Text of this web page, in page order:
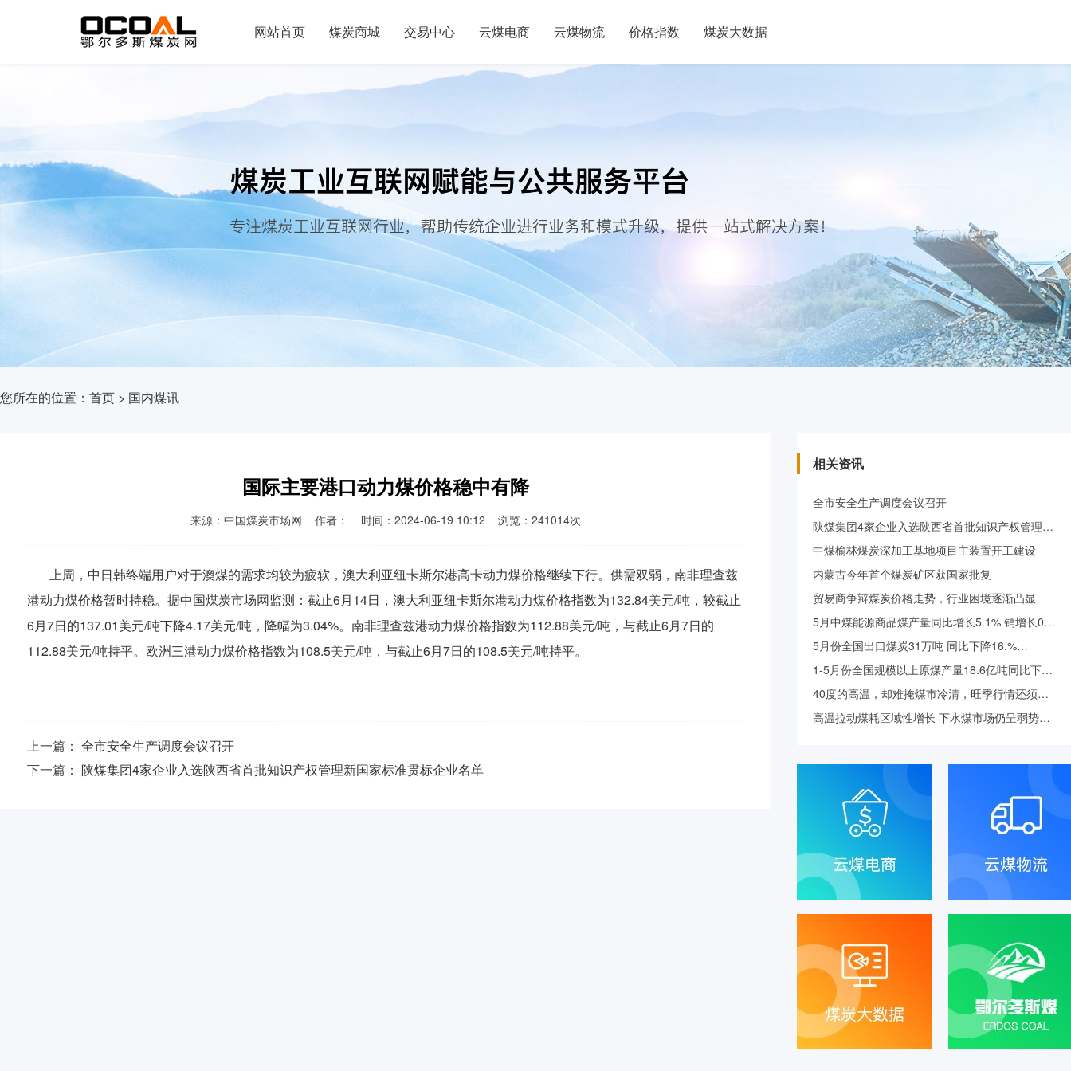
网站首页 煤炭商城 交易中心 云煤电商 云煤物流 价格指数 煤炭大数据
您所在的位置： 首页 > 国内煤讯
国际主要港口动力煤价格稳中有降
来源：中国煤炭市场网 作者： 时间：2024-06-19 10:12 浏览：241014次
上周，中日韩终端用户对于澳煤的需求均较为疲软，澳大利亚纽卡斯尔港高卡动力煤价格继续下行。供需双弱，南非理查兹
港动力煤价格暂时持稳。据中国煤炭市场网监测：截止6月14日，澳大利亚纽卡斯尔港动力煤价格指数为132.84美元/吨，较截止
6月7日的137.01美元/吨下降4.17美元/吨，降幅为3.04%。南非理查兹港动力煤价格指数为112.88美元/吨，与截止6月7日的
112.88美元/吨持平。欧洲三港动力煤价格指数为108.5美元/吨，与截止6月7日的108.5美元/吨持平。
上一篇： 全市安全生产调度会议召开
下一篇： 陕煤集团4家企业入选陕西省首批知识产权管理新国家标准贯标企业名单
相关资讯
全市安全生产调度会议召开
陕煤集团4家企业入选陕西省首批知识产权管理…
中煤榆林煤炭深加工基地项目主装置开工建设
内蒙古今年首个煤炭矿区获国家批复
贸易商争辩煤炭价格走势，行业困境逐渐凸显
5月中煤能源商品煤产量同比增长5.1% 销增长0…
5月份全国出口煤炭31万吨 同比下降16.%…
1-5月份全国规模以上原煤产量18.6亿吨同比下…
40度的高温，却难掩煤市冷清，旺季行情还须…
高温拉动煤耗区域性增长 下水煤市场仍呈弱势…